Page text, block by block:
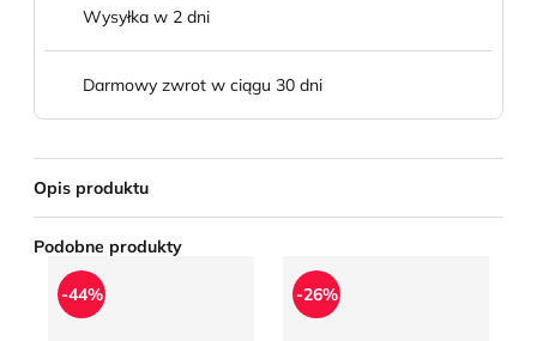
Wysyłka w 2 dni
Darmowy zwrot w ciągu 30 dni
Opis produktu
Podobne produkty
Biustonosz sportowy Puma
-44%
Biustonosz
-26%